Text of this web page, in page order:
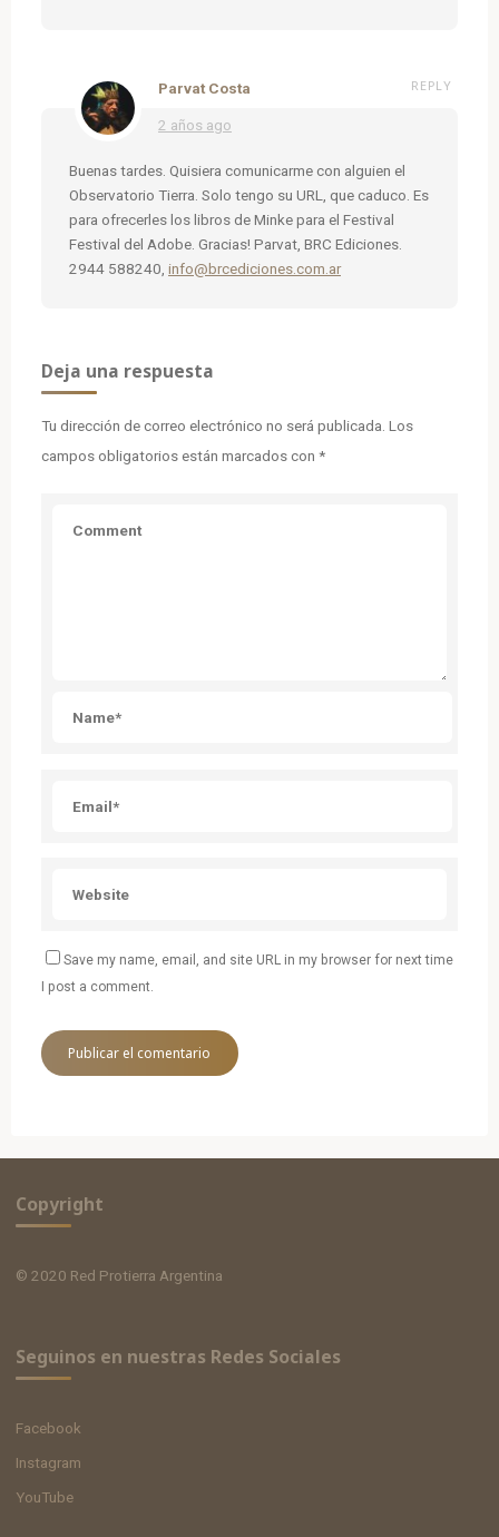
Parvat Costa
2 años ago
REPLY
Buenas tardes. Quisiera comunicarme con alguien el
Observatorio Tierra. Solo tengo su URL, que caduco. Es
para ofrecerles los libros de Minke para el Festival
Festival del Adobe. Gracias! Parvat, BRC Ediciones.
2944 588240, info@brcediciones.com.ar
Deja una respuesta
Tu dirección de correo electrónico no será publicada. Los
campos obligatorios están marcados con *
Save my name, email, and site URL in my browser for next time
I post a comment.
Copyright
© 2020 Red Protierra Argentina
Seguinos en nuestras Redes Sociales
Facebook
Instagram
YouTube